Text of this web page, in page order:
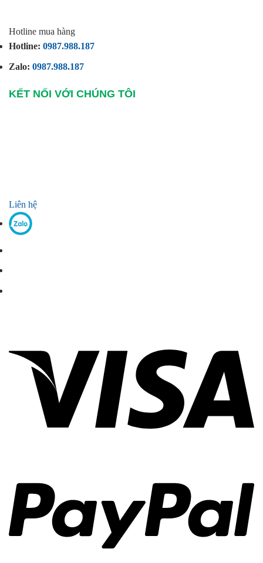
Hotline mua hàng
Hotline: 0987.988.187
Zalo: 0987.988.187
KẾT NỐI VỚI CHÚNG TÔI
Liên hệ